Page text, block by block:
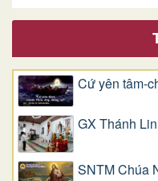
Cứ yên tâm-
GX Thánh
SNTM Chúa